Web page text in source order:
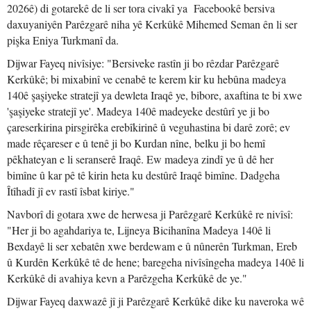
2026ê) di gotarekê de li ser tora civakî ya Facebookê bersiva
daxuyaniyên Parêzgarê niha yê Kerkûkê Mihemed Seman ên li ser
pişka Eniya Turkmanî da.
Dijwar Fayeq nivîsiye: "Bersiveke rastîn ji bo rêzdar Parêzgarê
Kerkûkê; bi mixabinî ve cenabê te kerem kir ku hebûna madeya
140ê şaşiyeke stratejî ya dewleta Iraqê ye, bibore, axaftina te bi xwe
'şaşiyeke stratejî ye'. Madeya 140ê madeyeke destûrî ye ji bo
çareserkirina pirsgirêka erebîkirinê û veguhastina bi darê zorê; ev
made rêçareser e û tenê ji bo Kurdan nîne, belku ji bo hemî
pêkhateyan e li seranserê Iraqê. Ew madeya zindî ye û dê her
bimîne û kar pê tê kirin heta ku destûrê Iraqê bimîne. Dadgeha
Îtîhadî jî ev rastî îsbat kiriye."
Navborî di gotara xwe de herwesa ji Parêzgarê Kerkûkê re nivîsî:
"Her ji bo agahdariya te, Lijneya Bicihanîna Madeya 140ê li
Bexdayê li ser xebatên xwe berdewam e û nûnerên Turkman, Ereb
û Kurdên Kerkûkê tê de hene; baregeha nivîsîngeha madeya 140ê li
Kerkûkê di avahiya kevn a Parêzgeha Kerkûkê de ye."
Dijwar Fayeq daxwazê jî ji Parêzgarê Kerkûkê dike ku naveroka wê